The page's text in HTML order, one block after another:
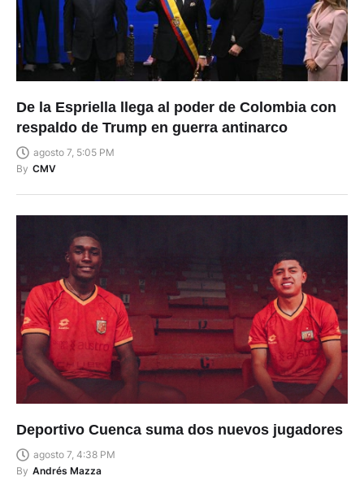
De la Espriella llega al poder de Colombia con
respaldo de Trump en guerra antinarco
agosto 7, 5:05 PM
By
Deportivo Cuenca suma dos nuevos jugadores
agosto 7, 4:38 PM
By
Andrés Mazza